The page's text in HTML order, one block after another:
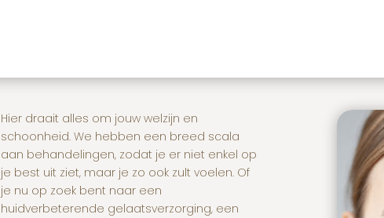
Hier draait alles om jouw welzijn en
schoonheid. We hebben een breed scala
aan behandelingen, zodat je er niet enkel op
je best uit ziet, maar je zo ook zult voelen. Of
je nu op zoek bent naar een
huidverbeterende gelaatsverzorging, een